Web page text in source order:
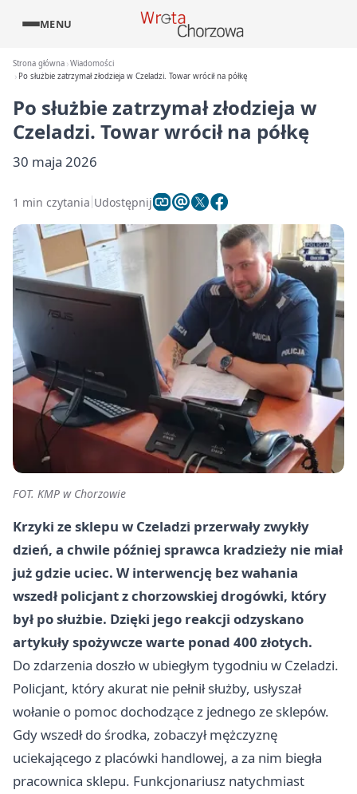
MENU
Strona główna Wiadomości
Po służbie zatrzymał złodzieja w Czeladzi. Towar wrócił na półkę
Po służbie zatrzymał złodzieja w
Czeladzi. Towar wrócił na półkę
30 maja 2026
1 min czytania Udostępnij
FOT. KMP w Chorzowie
Krzyki ze sklepu w Czeladzi przerwały zwykły
dzień, a chwile później sprawca kradzieży nie miał
już gdzie uciec. W interwencję bez wahania
wszedł policjant z chorzowskiej drogówki, który
był po służbie. Dzięki jego reakcji odzyskano
artykuły spożywcze warte ponad 400 złotych.
Do zdarzenia doszło w ubiegłym tygodniu w Czeladzi.
Policjant, który akurat nie pełnił służby, usłyszał
wołanie o pomoc dochodzące z jednego ze sklepów.
Gdy wszedł do środka, zobaczył mężczyznę
uciekającego z placówki handlowej, a za nim biegła
pracownica sklepu. Funkcjonariusz natychmiast